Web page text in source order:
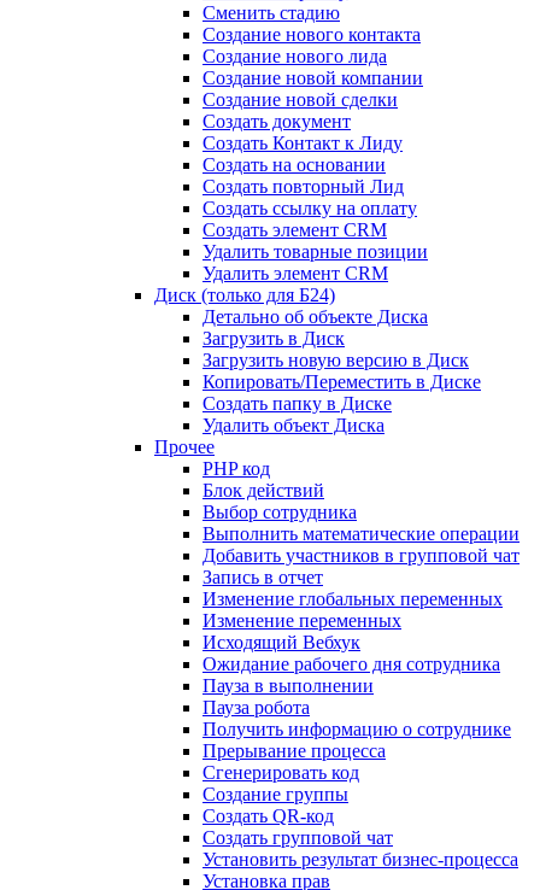
Сменить стадию
Создание нового контакта
Создание нового лида
Создание новой компании
Создание новой сделки
Создать документ
Создать Контакт к Лиду
Создать на основании
Создать повторный Лид
Создать ссылку на оплату
Создать элемент CRM
Удалить товарные позиции
Удалить элемент CRM
Диск (только для Б24)
Детально об объекте Диска
Загрузить в Диск
Загрузить новую версию в Диск
Копировать/Переместить в Диске
Создать папку в Диске
Удалить объект Диска
Прочее
PHP код
Блок действий
Выбор сотрудника
Выполнить математические операции
Добавить участников в групповой чат
Запись в отчет
Изменение глобальных переменных
Изменение переменных
Исходящий Вебхук
Ожидание рабочего дня сотрудника
Пауза в выполнении
Пауза робота
Получить информацию о сотруднике
Прерывание процесса
Сгенерировать код
Создание группы
Создать QR-код
Создать групповой чат
Установить результат бизнес-процесса
Установка прав